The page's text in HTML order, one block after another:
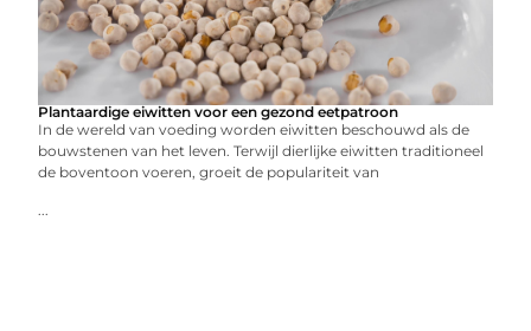
Plantaardige eiwitten voor een gezond eetpatroon
In de wereld van voeding worden eiwitten beschouwd als de
bouwstenen van het leven. Terwijl dierlijke eiwitten traditioneel
de boventoon voeren, groeit de populariteit van
...